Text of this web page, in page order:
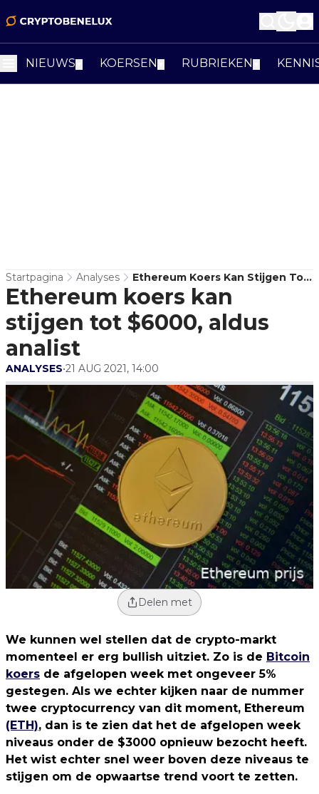
NIEUWS KOERSEN RUBRIEKEN
Startpagina Analyses
Ethereum Koers Kan Stijgen Tot
$6000, Aldus Analist
Ethereum koers kan
stijgen tot $6000, aldus
analist
ANALYSES•21 AUG 2021, 14:00
Delen met
We kunnen wel stellen dat de crypto-markt
momenteel er erg bullish uitziet. Zo is de Bitcoin
koers de afgelopen week met ongeveer 5%
gestegen. Als we echter kijken naar de nummer
twee cryptocurrency van dit moment, Ethereum
(ETH), dan is te zien dat het de afgelopen week
niveaus onder de $3000 opnieuw bezocht heeft.
Het wist echter snel weer boven deze niveaus te
stijgen om de opwaartse trend voort te zetten.